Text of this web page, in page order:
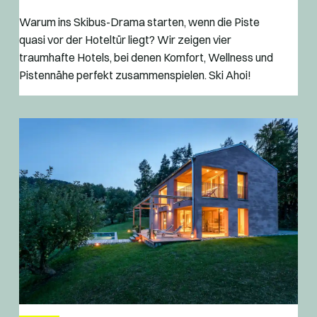
Warum ins Skibus-Drama starten, wenn die Piste
quasi vor der Hoteltür liegt? Wir zeigen vier
traumhafte Hotels, bei denen Komfort, Wellness und
Pistennähe perfekt zusammenspielen. Ski Ahoi!